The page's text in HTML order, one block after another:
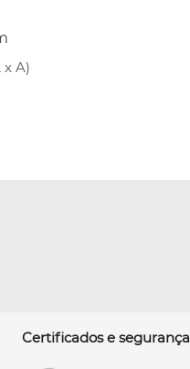
A)
Certificados e segurança